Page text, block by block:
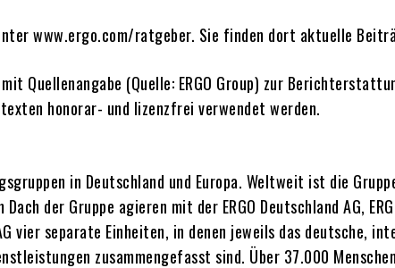
www.ergo.com/ratgeber. Sie finden dort aktuelle
Quellenangabe (Quelle: ERGO Group) zur
honorar- und lizenzfrei verwendet werden.
in Deutschland und Europa. Weltweit ist die
der Gruppe agieren mit der ERGO Deutschland AG,
vier separate Einheiten, in denen jeweils das deutsche,
zusammengefasst sind. Über 37.000